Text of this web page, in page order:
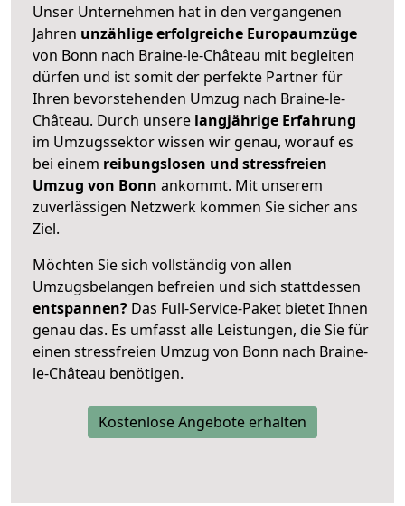
Unser Unternehmen hat in den vergangenen
Jahren unzählige erfolgreiche Europaumzüge
von Bonn nach Braine-le-Château mit begleiten
dürfen und ist somit der perfekte Partner für
Ihren bevorstehenden Umzug nach Braine-le-
Château. Durch unsere langjährige Erfahrung
im Umzugssektor wissen wir genau, worauf es
bei einem reibungslosen und stressfreien
Umzug von Bonn ankommt. Mit unserem
zuverlässigen Netzwerk kommen Sie sicher ans
Ziel.
Möchten Sie sich vollständig von allen
Umzugsbelangen befreien und sich stattdessen
entspannen? Das Full-Service-Paket bietet Ihnen
genau das. Es umfasst alle Leistungen, die Sie für
einen stressfreien Umzug von Bonn nach Braine-
le-Château benötigen.
Kostenlose Angebote erhalten